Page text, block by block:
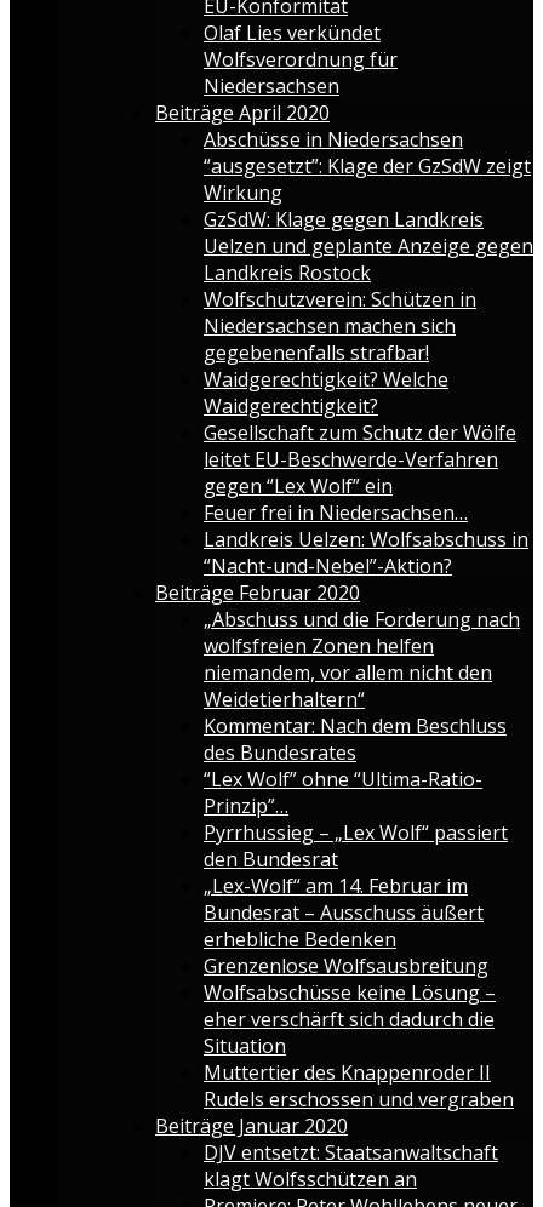
EU-Konformität
Olaf Lies verkündet
Wolfsverordnung für
Niedersachsen
Beiträge April 2020
Abschüsse in Niedersachsen
“ausgesetzt”: Klage der GzSdW zeigt
Wirkung
GzSdW: Klage gegen Landkreis
Uelzen und geplante Anzeige gegen
Landkreis Rostock
Wolfschutzverein: Schützen in
Niedersachsen machen sich
gegebenenfalls strafbar!
Waidgerechtigkeit? Welche
Waidgerechtigkeit?
Gesellschaft zum Schutz der Wölfe
leitet EU-Beschwerde-Verfahren
gegen “Lex Wolf” ein
Feuer frei in Niedersachsen…
Landkreis Uelzen: Wolfsabschuss in
“Nacht-und-Nebel”-Aktion?
Beiträge Februar 2020
„Abschuss und die Forderung nach
wolfsfreien Zonen helfen
niemandem, vor allem nicht den
Weidetierhaltern“
Kommentar: Nach dem Beschluss
des Bundesrates
“Lex Wolf” ohne “Ultima-Ratio-
Prinzip”…
Pyrrhussieg – „Lex Wolf“ passiert
den Bundesrat
„Lex-Wolf“ am 14. Februar im
Bundesrat – Ausschuss äußert
erhebliche Bedenken
Grenzenlose Wolfsausbreitung
Wolfsabschüsse keine Lösung –
eher verschärft sich dadurch die
Situation
Muttertier des Knappenroder II
Rudels erschossen und vergraben
Beiträge Januar 2020
DJV entsetzt: Staatsanwaltschaft
klagt Wolfsschützen an